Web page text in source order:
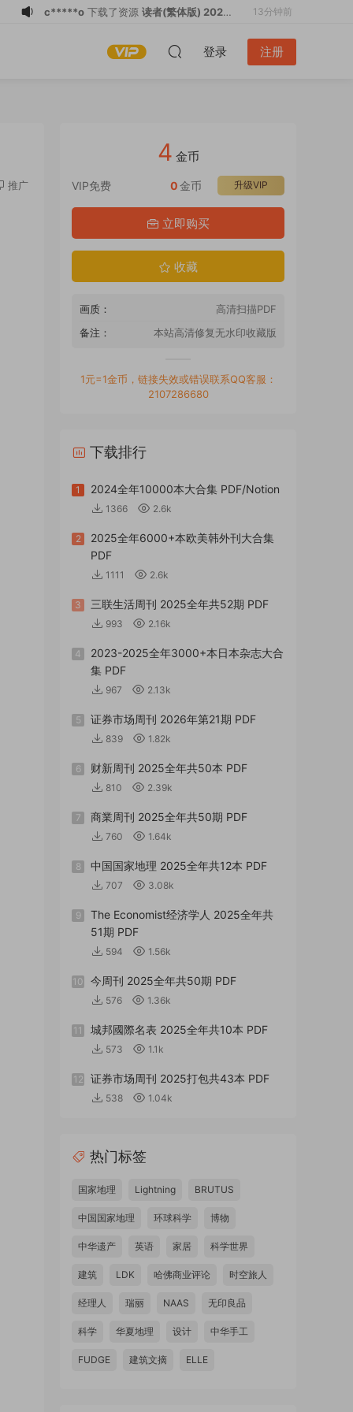
登录 注册
c*****o 下载了资源 常春月刊 2026年8
18分钟前
2026共3本 PDF
购买了资源瘋耳機 2024-
2小时前
音響論壇 2026年8
能力杂志 2026全年
6分钟前
读者(繁体版) 2026
全年1-12月共12期 PDF
推广
4 金币
VIP免费 升级VIP
0金币
立即购买
收藏
画质：
高清扫描PDF
备注：
本站高清修复无水印收藏版
1元=1金币，链接失效或错误联系QQ客服：
2107286680
下载排行
1 2024全年10000本大合集 PDF/Notion
1366 2.6k
2
2025全年6000+本欧美韩外刊大合集
PDF
1111 2.6k
3 三联生活周刊 2025全年共52期 PDF
993 2.16k
4
2023-2025全年3000+本日本杂志大合
集 PDF
967 2.13k
5 证券市场周刊 2026年第21期 PDF
839 1.82k
6 财新周刊 2025全年共50本 PDF
810 2.39k
7 商業周刊 2025全年共50期 PDF
760 1.64k
8 中国国家地理 2025全年共12本 PDF
707 3.08k
9
The Economist经济学人 2025全年共
51期 PDF
594 1.56k
10 今周刊 2025全年共50期 PDF
576 1.36k
11 城邦國際名表 2025全年共10本 PDF
573 1.1k
12 证券市场周刊 2025打包共43本 PDF
538 1.04k
热门标签
国家地理 Lightning BRUTUS
中国国家地理 环球科学 博物
中华遗产 英语 家居 科学世界
建筑 LDK 哈佛商业评论 时空旅人
经理人 瑞丽 NAAS 无印良品
科学 华夏地理 设计 中华手工
FUDGE 建筑文摘 ELLE